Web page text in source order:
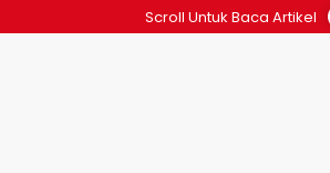
Scroll Untuk Baca Artikel